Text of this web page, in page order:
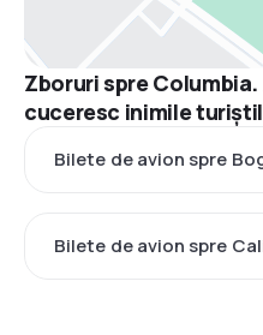
Zboruri spre
cuceresc inimile
Bilete de avion spre
Bilete de avion spre